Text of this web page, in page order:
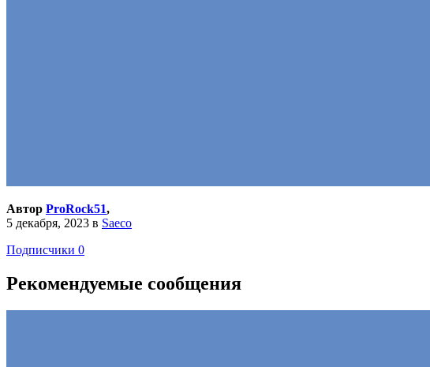
Автор ProRock51,
5 декабря, 2023 в Saeco
Подписчики 0
Рекомендуемые сообщения